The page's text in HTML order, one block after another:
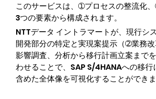
このサービスは、➀プロセスの整流化
3つの要素から構成されます。
NTTデータ イントラマートが、現行
開発部分の特定と実現案提示（➁業務
影響調査、分析から移行計画立案まで
わせることで、SAP S/4HANAへの移
含めた全体像を可視化することができま